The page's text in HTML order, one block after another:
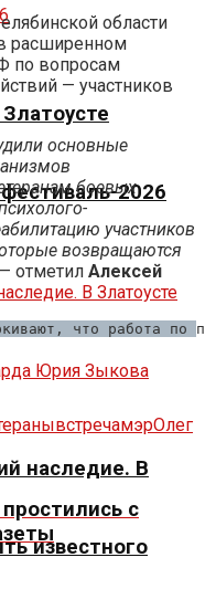
2026
наследие. В
известного
области
расширенном
по вопросам
— участников
основные
боевых
участников
возвращаются
отметил Алексей
что работа
встречамэрОлег
с